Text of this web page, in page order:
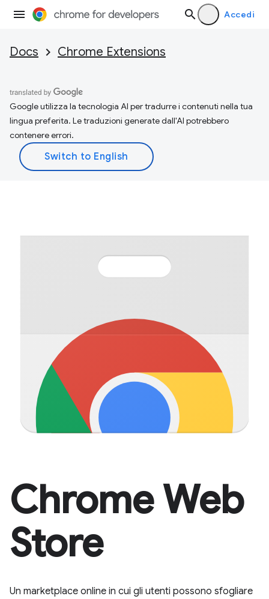
Accedi
Docs Chrome Extensions
Google utilizza la tecnologia AI per tradurre i contenuti nella tua
lingua preferita. Le traduzioni generate dall'AI potrebbero
contenere errori.
Chrome Web
Store
Un marketplace online in cui gli utenti possono sfogliare